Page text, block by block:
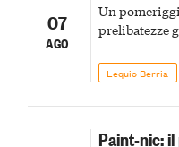
07
AGO
Un
prelibatezze
Lequio Berria
Paint-nic: